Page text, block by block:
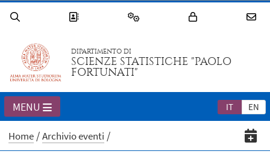
DIPARTIMENTO DI
SCIENZE STATISTICHE "PAOLO
FORTUNATI"
IT EN
MENU
Home Archivio eventi